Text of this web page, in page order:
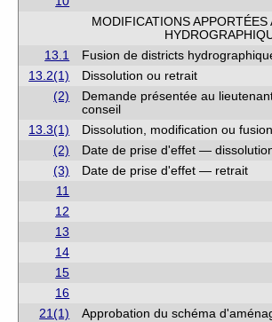
MODIFICATIONS
13.1
Fusion de districts
13.2(1)
Dissolution ou retrait
(2)
Demande présentée au
conseil
13.3(1)
Dissolution, modification ou
(2)
Date de prise d'effet —
(3)
Date de prise d'effet — retrait
11
12
13
14
15
16
21(1)
Approbation du schéma